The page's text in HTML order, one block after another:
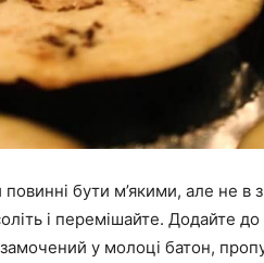
бути м’якими, але не в
і перемішайте. Додайте до
у молоці батон,